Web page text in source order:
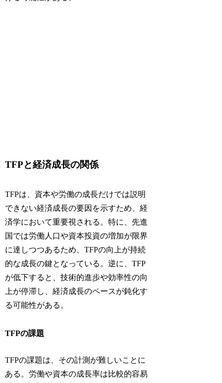
TFPと経済成長の関係
TFPは、資本や労働の成長だけでは説明
できない経済成長の要因を示すため、経
済学において重要視される。特に、先進
国では労働人口や資本投資の増加が限界
に達しつつあるため、TFPの向上が持続
的な成長の鍵となっている。逆に、TFP
が低下すると、技術的進歩や効率性の向
上が停滞し、経済成長のペースが鈍化す
る可能性がある。
TFPの課題
TFPの課題は、その計測が難しいことに
ある。労働や資本の成長率は比較的容易